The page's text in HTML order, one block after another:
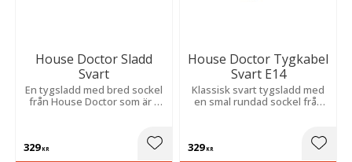
House Doctor Sladd
Svart
En tygsladd med bred sockel
från House Doctor som är 3
användningsmöjligheter.
329KR Lägg till i favoriter
House Doctor Tygkabel
Svart E14
Klassisk svart tygsladd med
en smal rundad sockel från
329KR